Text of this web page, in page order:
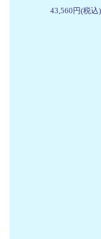
43,560円(税込)